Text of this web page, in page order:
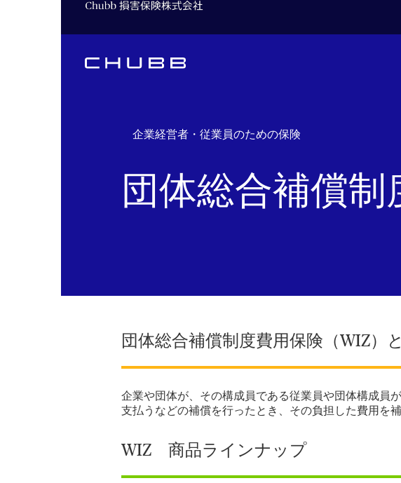
企業経営者・従業員のための保険
団体総合補償制
団体総合補償制度費用保険（WIZ）
企業や団体が、その構成員である従業員や団体構成員
支払うなどの補償を行ったとき、その負担した費用を
WIZ 商品ラインナップ